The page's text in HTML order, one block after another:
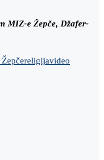
MIZ-e Žepče, Džafer-
religijavideo